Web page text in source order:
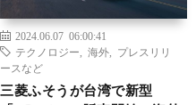
2024.06.07 06:00:41
テクノロジー
海外
プレスリリ
ースなど
三菱ふそうが台湾で新型